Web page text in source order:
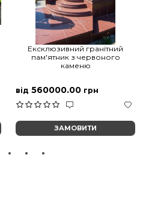
Ексклюзивний гранітний
пам'ятник з червоного
каменю
від 560000.00 грн
ЗАМОВИТИ